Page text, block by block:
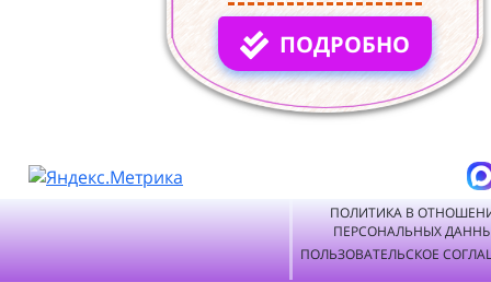
ПОДРОБНО
ПОЛИТИКА В
ПЕРСОНАЛЬНЫХ
ПОЛЬЗОВАТЕЛЬСКОЕ